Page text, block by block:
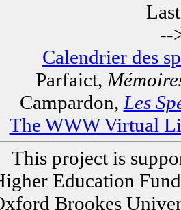
--
Calendrier des
Parfaict,
Campardon, Les
The WWW Virtual
This project is
Education
Brookes